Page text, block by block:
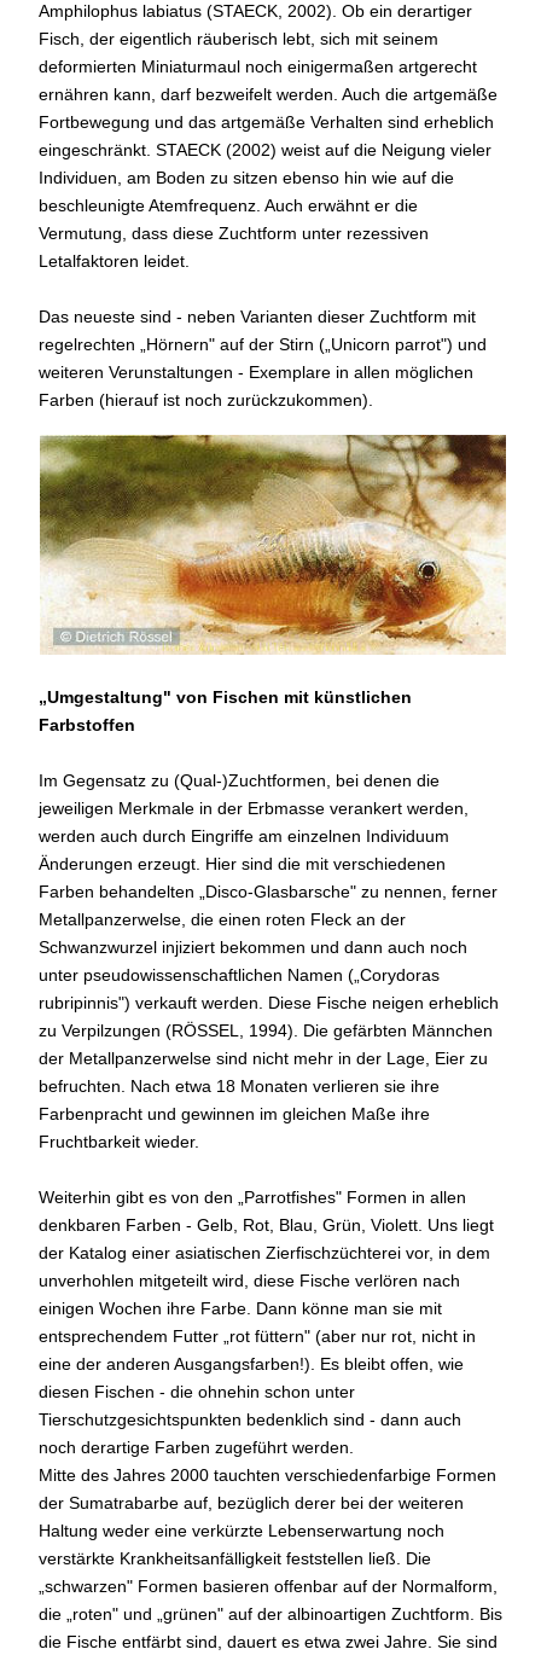
Amphilophus labiatus (STAECK, 2002). Ob ein derartiger
Fisch, der eigentlich räuberisch lebt, sich mit seinem
deformierten Miniaturmaul noch einigermaßen artgerecht
ernähren kann, darf bezweifelt werden. Auch die artgemäße
Fortbewegung und das artgemäße Verhalten sind erheblich
eingeschränkt. STAECK (2002) weist auf die Neigung vieler
Individuen, am Boden zu sitzen ebenso hin wie auf die
beschleunigte Atemfrequenz. Auch erwähnt er die
Vermutung, dass diese Zuchtform unter rezessiven
Letalfaktoren leidet.
Das neueste sind - neben Varianten dieser Zuchtform mit
regelrechten „Hörnern" auf der Stirn („Unicorn parrot") und
weiteren Verunstaltungen - Exemplare in allen möglichen
Farben (hierauf ist noch zurückzukommen).
„Umgestaltung" von Fischen mit künstlichen
Farbstoffen
Im Gegensatz zu (Qual-)Zuchtformen, bei denen die
jeweiligen Merkmale in der Erbmasse verankert werden,
werden auch durch Eingriffe am einzelnen Individuum
Änderungen erzeugt. Hier sind die mit verschiedenen
Farben behandelten „Disco-Glasbarsche" zu nennen, ferner
Metallpanzerwelse, die einen roten Fleck an der
Schwanzwurzel injiziert bekommen und dann auch noch
unter pseudowissenschaftlichen Namen („Corydoras
rubripinnis") verkauft werden. Diese Fische neigen erheblich
zu Verpilzungen (RÖSSEL, 1994). Die gefärbten Männchen
der Metallpanzerwelse sind nicht mehr in der Lage, Eier zu
befruchten. Nach etwa 18 Monaten verlieren sie ihre
Farbenpracht und gewinnen im gleichen Maße ihre
Fruchtbarkeit wieder.
Weiterhin gibt es von den „Parrotfishes" Formen in allen
denkbaren Farben - Gelb, Rot, Blau, Grün, Violett. Uns liegt
der Katalog einer asiatischen Zierfischzüchterei vor, in dem
unverhohlen mitgeteilt wird, diese Fische verlören nach
einigen Wochen ihre Farbe. Dann könne man sie mit
entsprechendem Futter „rot füttern" (aber nur rot, nicht in
eine der anderen Ausgangsfarben!). Es bleibt offen, wie
diesen Fischen - die ohnehin schon unter
Tierschutzgesichtspunkten bedenklich sind - dann auch
noch derartige Farben zugeführt werden.
Mitte des Jahres 2000 tauchten verschiedenfarbige Formen
der Sumatrabarbe auf, bezüglich derer bei der weiteren
Haltung weder eine verkürzte Lebenserwartung noch
verstärkte Krankheitsanfälligkeit feststellen ließ. Die
„schwarzen" Formen basieren offenbar auf der Normalform,
die „roten" und „grünen" auf der albinoartigen Zuchtform. Bis
die Fische entfärbt sind, dauert es etwa zwei Jahre. Sie sind